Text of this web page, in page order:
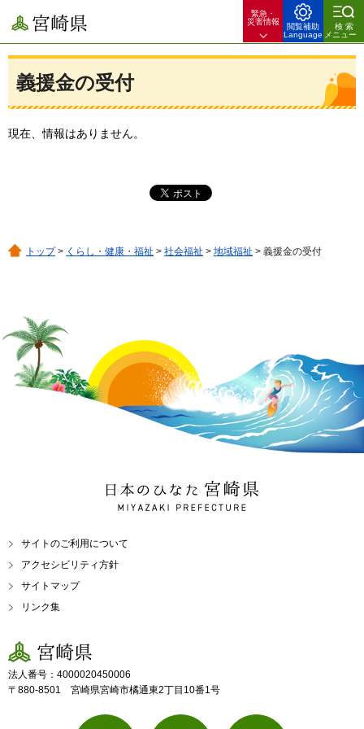
宮崎県
緊急・
災害情報
閲覧補助
Language
検索
メニュー
義援金の受付
現在、情報はありません。
トップ> くらし・健康・福祉 > 社会福祉 > 地域福祉 > 義援金の受付
日本のひなた 宮崎県
MIYAZAKI PREFECTURE
サイトのご利用について
アクセシビリティ方針
サイトマップ
リンク集
宮崎県
法人番号：4000020450006
〒880-8501 宮崎県宮崎市橘通東2丁目10番1号